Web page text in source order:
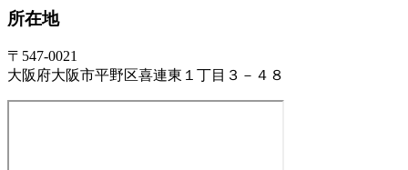
所在地
〒547-0021
大阪府大阪市平野区喜連東１丁目３－４８